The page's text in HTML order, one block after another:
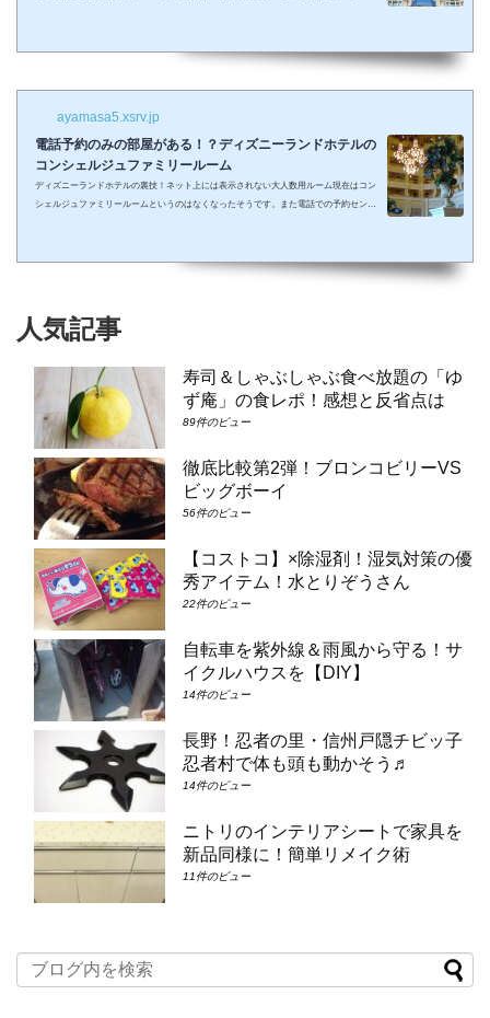
ラした夢の国を可愛い我が子に見せたかったのに・・・。 そんな時、「ディズニーラ...
ayamasa5.xsrv.jp
電話予約のみの部屋がある！？ディズニーランドホテルの
コンシェルジュファミリールーム
ディズニーランドホテルの裏技！ネット上には表示されない大人数用ルーム現在はコン
シェルジュファミリールームというのはなくなったそうです。また電話での予約センタ
ュ・スーペリアルーム（パークビュー）（7-8階）④コンシェルジュ・デラックスルー
人気記事
寿司＆しゃぶしゃぶ食べ放題の「ゆ
ず庵」の食レポ！感想と反省点は
89件のビュー
徹底比較第2弾！ブロンコビリーVS
ビッグボーイ
56件のビュー
【コストコ】×除湿剤！湿気対策の優
秀アイテム！水とりぞうさん
22件のビュー
自転車を紫外線＆雨風から守る！サ
イクルハウスを【DIY】
14件のビュー
長野！忍者の里・信州戸隠チビッ子
忍者村で体も頭も動かそう♬
14件のビュー
ニトリのインテリアシートで家具を
新品同様に！簡単リメイク術
11件のビュー